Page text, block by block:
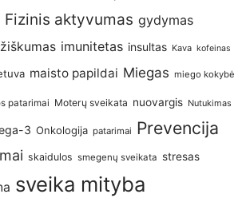
Fizinis aktyvumas gydymas
imunitetas insultas Kava kofeinas
maisto papildai Miegas miego kokybė
patarimai Moterų sveikata nuovargis Nutukimas
3 Onkologija patarimai Prevencija
skaidulos smegenų sveikata stresas
sveika mityba